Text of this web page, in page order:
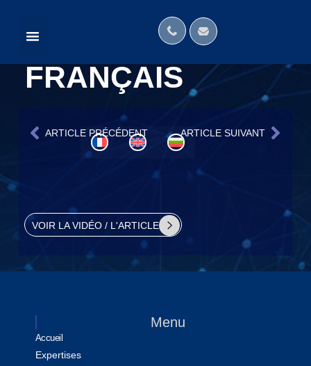
MÉDIAS
FRANÇAIS
ARTICLE PRÉCÉDENT ARTICLE SUIVANT
VOIR LA VIDÉO / L'ARTICLE
Menu
Accueil
Expertises